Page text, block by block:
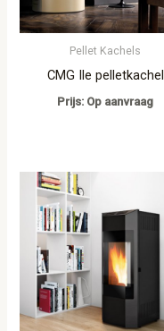
Pellet Kachels
CMG Ile pelletkachel
Prijs: Op aanvraag